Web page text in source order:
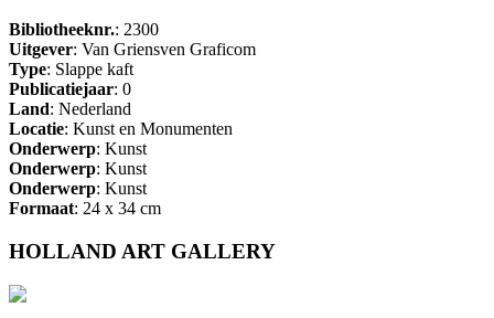
Bibliotheeknr.: 2300
Uitgever: Van Griensven Graficom
Type: Slappe kaft
Publicatiejaar: 0
Land: Nederland
Locatie: Kunst en Monumenten
Onderwerp: Kunst
Onderwerp: Kunst
Onderwerp: Kunst
Formaat: 24 x 34 cm
HOLLAND ART GALLERY